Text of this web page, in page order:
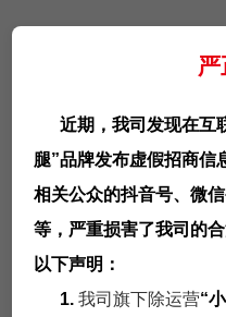
严
近期，我司发现在互
腿”品牌发布虚假招商信
相关公众的抖音号、微
等，严重损害了我司的
以下声明：
1.我司旗下除运营“